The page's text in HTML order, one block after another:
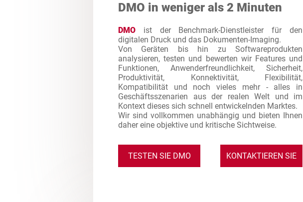
DMO in weniger als 2 Minuten
DMO ist der Benchmark-Dienstleister für den
digitalen Druck und das Dokumenten-Imaging.
Von Geräten bis hin zu Softwareprodukten
analysieren, testen und bewerten wir Features und
Funktionen, Anwenderfreundlichkeit, Sicherheit,
Produktivität, Konnektivität, Flexibilität,
Kompatibilität und noch vieles mehr - alles in
Geschäftsszenarien aus der realen Welt und im
Kontext dieses sich schnell entwickelnden Marktes.
Wir sind vollkommen unabhängig und bieten Ihnen
daher eine objektive und kritische Sichtweise.
TESTEN SIE DMO KONTAKTIEREN SIE